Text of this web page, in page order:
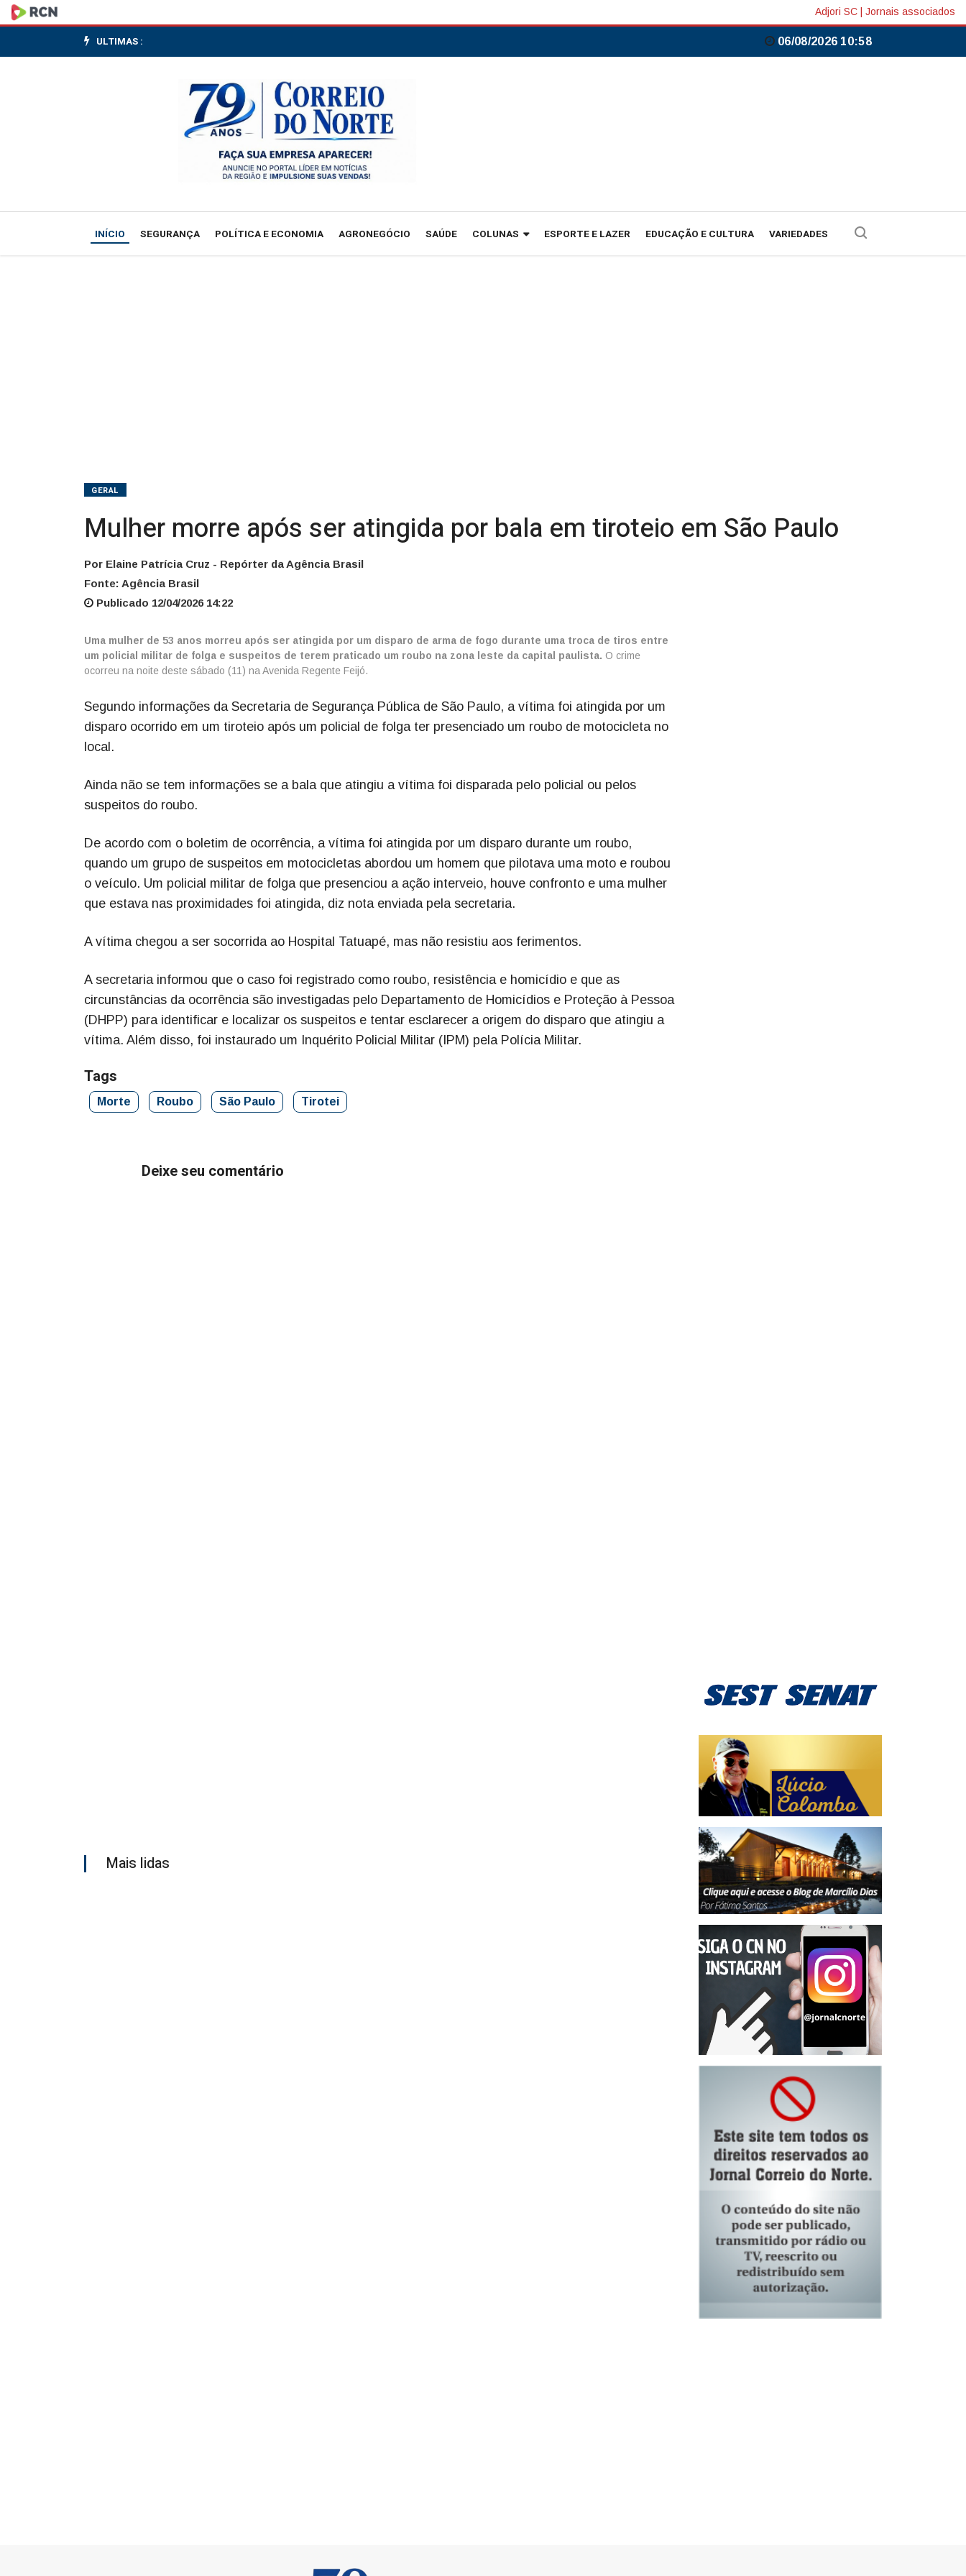
Mulher
morre
bala
Adjori SC Jornais associados
ULTIMAS : 06/08/2026 10:58
INÍCIO SEGURANÇA POLÍTICA E ECONOMIA AGRONEGÓCIO SAÚDE COLUNAS ESPORTE E LAZER EDUCAÇÃO E CULTURA VARIEDADES
GERAL
Mulher morre após ser atingida por bala em tiroteio em São Paulo
Por Elaine Patrícia Cruz - Repórter da Agência Brasil
Fonte: Agência Brasil
Publicado 12/04/2026 14:22
Uma mulher de 53 anos morreu após ser atingida por um disparo de arma de fogo durante uma troca de tiros entre
um policial militar de folga e suspeitos de terem praticado um roubo na zona leste da capital paulista. O crime
ocorreu na noite deste sábado (11) na Avenida Regente Feijó.
Segundo informações da Secretaria de Segurança Pública de São Paulo, a vítima foi atingida por um
disparo ocorrido em um tiroteio após um policial de folga ter presenciado um roubo de motocicleta no
local.
Ainda não se tem informações se a bala que atingiu a vítima foi disparada pelo policial ou pelos
suspeitos do roubo.
De acordo com o boletim de ocorrência, a vítima foi atingida por um disparo durante um roubo,
quando um grupo de suspeitos em motocicletas abordou um homem que pilotava uma moto e roubou
o veículo. Um policial militar de folga que presenciou a ação interveio, houve confronto e uma mulher
que estava nas proximidades foi atingida, diz nota enviada pela secretaria.
A vítima chegou a ser socorrida ao Hospital Tatuapé, mas não resistiu aos ferimentos.
A secretaria informou que o caso foi registrado como roubo, resistência e homicídio e que as
circunstâncias da ocorrência são investigadas pelo Departamento de Homicídios e Proteção à Pessoa
(DHPP) para identificar e localizar os suspeitos e tentar esclarecer a origem do disparo que atingiu a
vítima. Além disso, foi instaurado um Inquérito Policial Militar (IPM) pela Polícia Militar.
Tags
Morte Roubo São Paulo Tirotei
Deixe seu comentário
Mais lidas